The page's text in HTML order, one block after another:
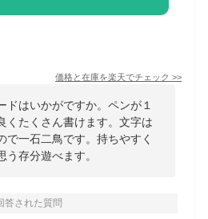
価格と在庫を楽天でチェック >>
ドはいかがですか。ペンが１
くたくさん書けます。文字は
で一石二鳥です。持ちやすく
う存分遊べます。
答された質問